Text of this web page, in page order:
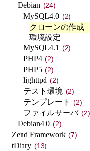
Debian (24)
MySQL4.0 (2)
クローンの作成
環境設定
MySQL4.1 (2)
PHP4 (2)
PHP5 (2)
lighttpd (2)
テスト環境 (2)
テンプレート (2)
ファイルサーバ (2)
Debian4.0 (2)
Zend Framework (7)
tDiary (13)